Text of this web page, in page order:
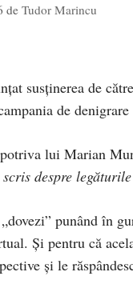
de Tudor Marincu
susținerea de
de
lui Marian
scris despre
punând în
Și pentru că
și le